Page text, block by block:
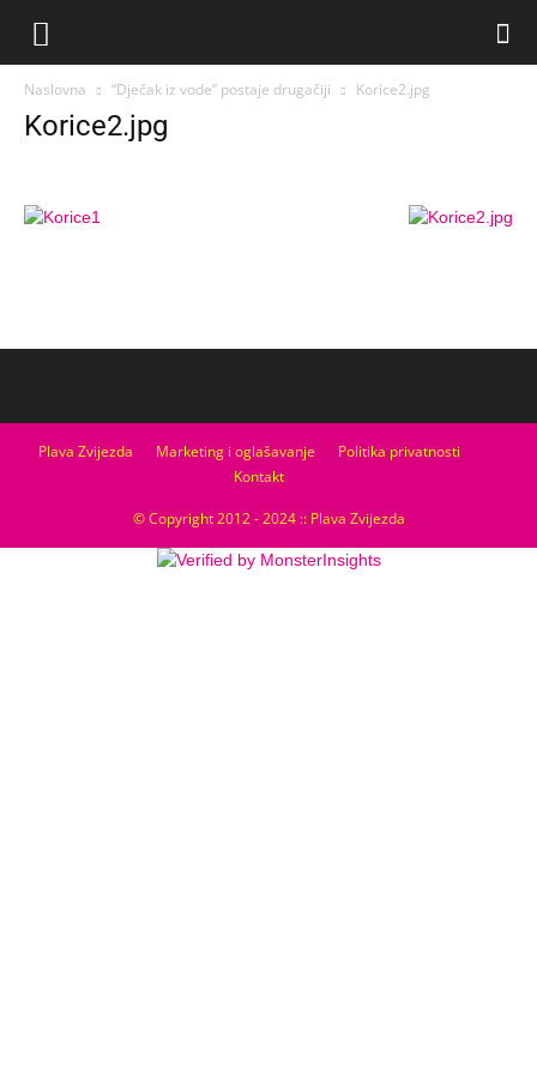
Naslovna “Dječak iz vode” postaje drugačiji Korice2.jpg
Korice2.jpg
Plava Zvijezda Marketing i oglašavanje
Politika privatnosti
Kontakt
© Copyright 2012 - 2024 :: Plava Zvijezda